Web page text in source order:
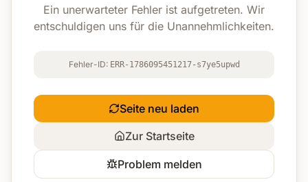
Ein unerwarteter Fehler ist aufgetreten. Wir
entschuldigen uns für die Unannehmlichkeiten.
Fehler-ID: ERR-1786095451217-s7ye5upwd
Seite neu laden
Zur Startseite
Problem melden